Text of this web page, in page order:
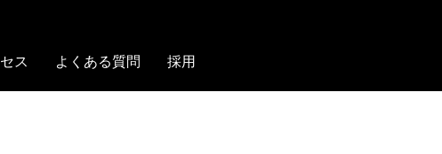
ス よくある質問 採用